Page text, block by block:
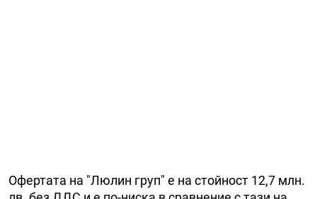
Офертата на "Люлин груп" е на стойност 12,7 млн.